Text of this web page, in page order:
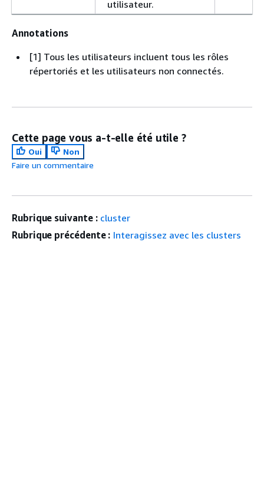
utilisateur.
Annotations
[1] Tous les utilisateurs incluent tous les rôles
répertoriés et les utilisateurs non connectés.
Cette page vous a-t-elle été utile ?
Oui
Non
Faire un commentaire
Rubrique suivante : cluster
Rubrique précédente : Interagissez avec les clusters